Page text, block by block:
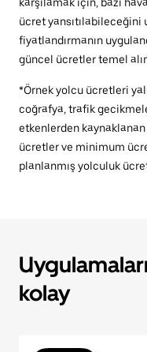
ücret yansıtılabileceğini
fiyatlandırmanın
güncel ücretler temel
*Örnek yolcu ücretleri
coğrafya, trafik
etkenlerden
ücretler ve minimum
planlanmış yolculuk
kolay